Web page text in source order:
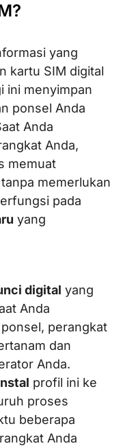
yang
kartu SIM digital
ini menyimpan
ponsel Anda
Anda
Anda,
memuat
tanpa memerlukan
pada
yang
digital yang
Anda
perangkat
dan
Anda.
profil ini ke
proses
beberapa
Anda